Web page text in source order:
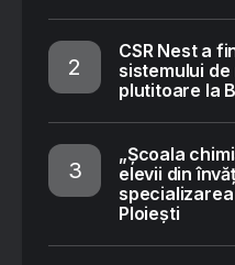
CSR Nest a
sistemului
plutitoare la
„Școala
elevii din
Ploiești